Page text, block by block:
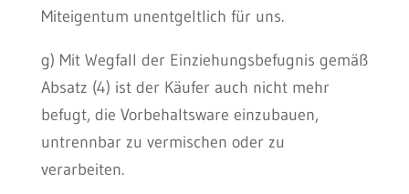
Miteigentum unentgeltlich für uns.
g) Mit Wegfall der Einziehungsbefugnis gemäß
Absatz (4) ist der Käufer auch nicht mehr
befugt, die Vorbehaltsware einzubauen,
untrennbar zu vermischen oder zu
verarbeiten.